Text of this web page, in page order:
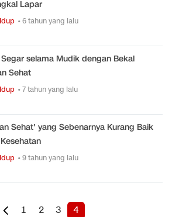
Lapar
• 6 tahun yang lalu
selama Mudik dengan Bekal
Sehat
• 7 tahun yang lalu
Sehat' yang Sebenarnya Kurang Baik
• 9 tahun yang lalu
1 2 3 4